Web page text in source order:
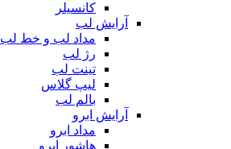
کانسیلر
آرایش لب
مداد لب و خط لب
رژ لب
تینت لب
لیپ گلاس
بالم لب
آرایش ابرو
مداد ابرو
هاشور ابرو